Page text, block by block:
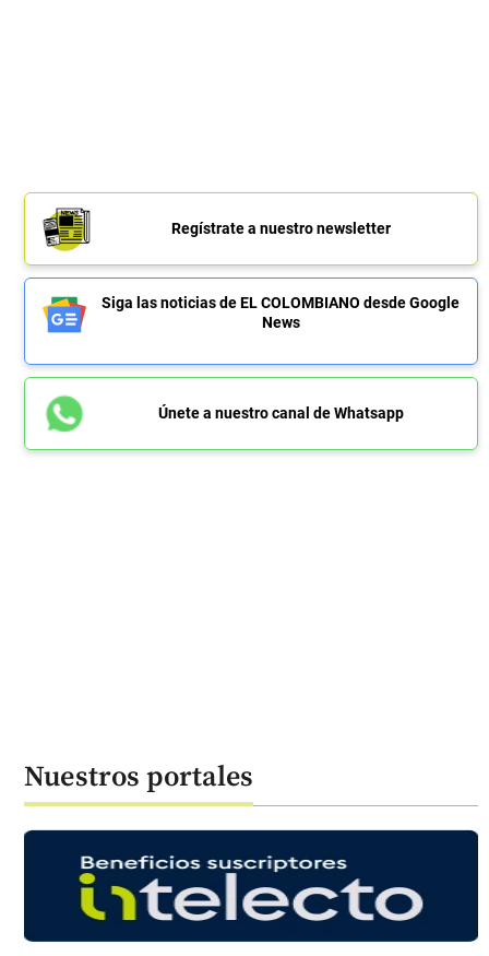
Regístrate a nuestro newsletter
Siga las noticias de EL COLOMBIANO desde Google
News
Únete a nuestro canal de Whatsapp
Nuestros portales